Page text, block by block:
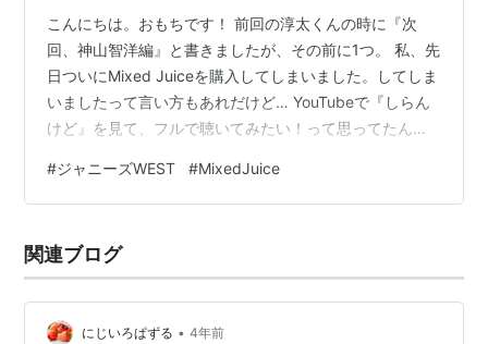
こんにちは。おもちです！ 前回の淳太くんの時に『次
回、神山智洋編』と書きましたが、その前に1つ。 私、先
日ついにMixed Juiceを購入してしまいました。してしま
いましたって言い方もあれだけど… YouTubeで『しらん
けど』を見て、フルで聴いてみたい！って思ってたんで
まって、考えた末、購入に至りました。 曲を聴くことが
目的だったので通常盤で良かったのに売り切れ。結果
ヲタク時代の私が確信を持たせてくれたので、そのお店
に唯一あった初回盤Bを購入しました。(DVDだけじゃな
#ジャニーズWEST #MixedJuice
関連ブログ
にじいろぱずる • 4年前